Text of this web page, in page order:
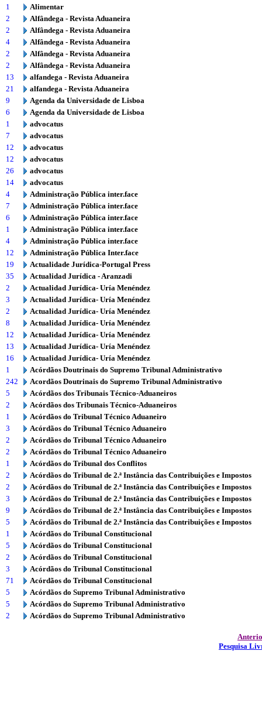
1
Alimentar
2
Alfândega - Revista Aduaneira
2
Alfândega - Revista Aduaneira
4
Alfândega - Revista Aduaneira
2
Alfândega - Revista Aduaneira
2
Alfândega - Revista Aduaneira
13
alfandega - Revista Aduaneira
21
alfandega - Revista Aduaneira
9
Agenda da Universidade de Lisboa
6
Agenda da Universidade de Lisboa
1
advocatus
7
advocatus
12
advocatus
12
advocatus
26
advocatus
14
advocatus
4
Administração Pública inter.face
7
Administração Pública inter.face
6
Administração Pública inter.face
1
Administração Pública inter.face
4
Administração Pública inter.face
12
Administração Pública Inter.face
19
Actualidade Jurídica-Portugal Press
35
Actualidad Jurídica - Aranzadi
2
Actualidad Jurídica- Uría Menéndez
3
Actualidad Jurídica- Uría Menéndez
2
Actualidad Jurídica- Uría Menéndez
8
Actualidad Jurídica- Uría Menéndez
12
Actualidad Jurídica- Uría Menéndez
13
Actualidad Jurídica- Uría Menéndez
16
Actualidad Jurídica- Uría Menéndez
1
Acórdãos Doutrinais do Supremo Tribunal Administrativo
242
Acordãos Doutrinais do Supremo Tribunal Administrativo
5
Acórdãos dos Tribunais Técnico-Aduaneiros
2
Acórdãos dos Tribunais Técnico-Aduaneiros
1
Acórdãos do Tribunal Técnico Aduaneiro
3
Acórdãos do Tribunal Técnico Aduaneiro
2
Acórdãos do Tribunal Técnico Aduaneiro
2
Acórdãos do Tribunal Técnico Aduaneiro
1
Acórdãos do Tribunal dos Conflitos
2
Acórdãos do Tribunal de 2.ª Instância das Contribuições e Impostos
2
Acórdãos do Tribunal de 2.ª Instância das Contribuições e Impostos
3
Acórdãos do Tribunal de 2.ª Instância das Contribuições e Impostos
9
Acórdãos do Tribunal de 2.ª Instância das Contribuições e Impostos
5
Acórdãos do Tribunal de 2.ª Instância das Contribuições e Impostos
1
Acórdãos do Tribunal Constitucional
5
Acórdãos do Tribunal Constitucional
2
Acórdãos do Tribunal Constitucional
3
Acórdãos do Tribunal Constitucional
71
Acórdãos do Tribunal Constitucional
5
Acórdãos do Supremo Tribunal Administrativo
5
Acórdãos do Supremo Tribunal Administrativo
2
Acórdãos do Supremo Tribunal Administrativo
Pesquisa